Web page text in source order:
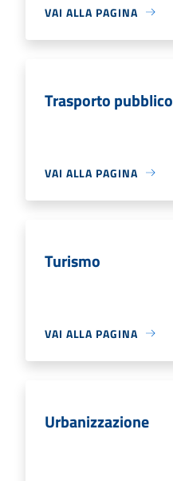
VAI ALLA PAGINA
Trasporto pubblico
VAI ALLA PAGINA
Turismo
VAI ALLA PAGINA
Urbanizzazione